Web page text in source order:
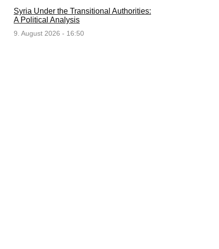
Syria Under the Transitional Authorities:
A Political Analysis
9. August 2026 - 16:50